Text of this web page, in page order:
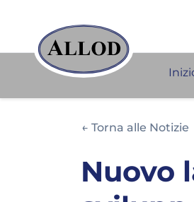
← Torna alle Notizie
Nuovo